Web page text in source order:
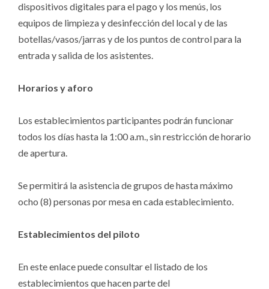
dispositivos digitales para el pago y los menús, los
equipos de limpieza y desinfección del local y de las
botellas/vasos/jarras y de los puntos de control para la
entrada y salida de los asistentes.
Horarios y aforo
Los establecimientos participantes podrán funcionar
todos los días hasta la 1:00 a.m., sin restricción de horario
de apertura.
Se permitirá la asistencia de grupos de hasta máximo
ocho (8) personas por mesa en cada establecimiento.
Establecimientos del piloto
En este enlace puede consultar el listado de los
establecimientos que hacen parte del